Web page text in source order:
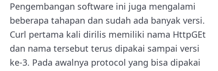
Pengembangan software ini juga mengalami
beberapa tahapan dan sudah ada banyak versi.
Curl pertama kali dirilis memiliki nama HttpGEt
dan nama tersebut terus dipakai sampai versi
ke-3. Pada awalnya protocol yang bisa dipakai